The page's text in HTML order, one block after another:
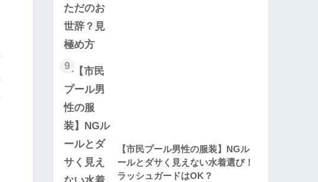
9
【市民プール男性の服装】NGル
ールとダサく見えない水着選び！
ラッシュガードはOK？